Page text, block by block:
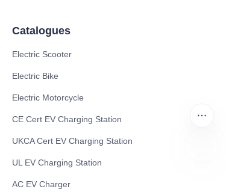
Catalogues
Electric Scooter
Electric Bike
Electric Motorcycle
CE Cert EV Charging Station
UKCA Cert EV Charging Station
UL EV Charging Station
AC EV Charger